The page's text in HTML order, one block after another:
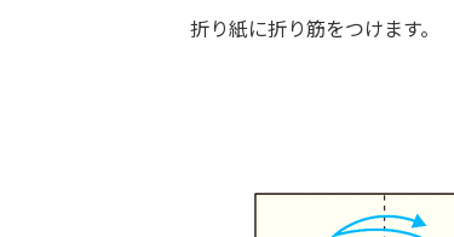
折り紙に折り筋をつけます。